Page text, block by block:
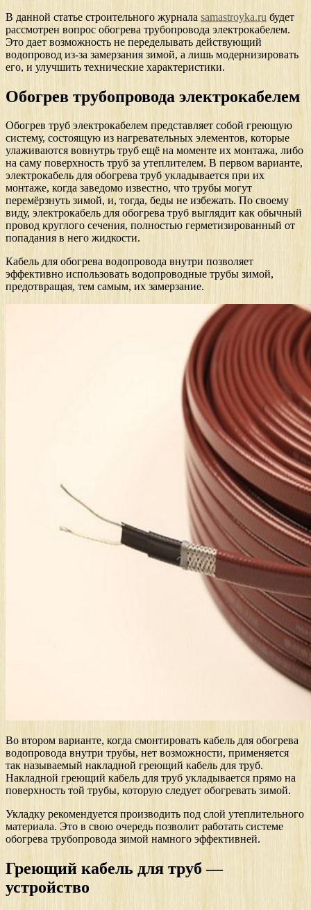
В данной статье строительного журнала samastroyka.ru будет
рассмотрен вопрос обогрева трубопровода электрокабелем.
Это дает возможность не переделывать действующий
водопровод из-за замерзания зимой, а лишь модернизировать
его, и улучшить технические характеристики.
Обогрев трубопровода электрокабелем
Обогрев труб электрокабелем представляет собой греющую
систему, состоящую из нагревательных элементов, которые
улаживаются вовнутрь труб ещё на моменте их монтажа, либо
на саму поверхность труб за утеплителем. В первом варианте,
электрокабель для обогрева труб укладывается при их
монтаже, когда заведомо известно, что трубы могут
перемёрзнуть зимой, и, тогда, беды не избежать. По своему
виду, электрокабель для обогрева труб выглядит как обычный
провод круглого сечения, полностью герметизированный от
попадания в него жидкости.
Кабель для обогрева водопровода внутри позволяет
эффективно использовать водопроводные трубы зимой,
предотвращая, тем самым, их замерзание.
Во втором варианте, когда смонтировать кабель для обогрева
водопровода внутри трубы, нет возможности, применяется
так называемый накладной греющий кабель для труб.
Накладной греющий кабель для труб укладывается прямо на
поверхность той трубы, которую следует обогревать зимой.
Укладку рекомендуется производить под слой утеплительного
материала. Это в свою очередь позволит работать системе
обогрева трубопровода зимой намного эффективней.
Греющий кабель для труб —
устройство